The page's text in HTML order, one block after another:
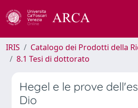
IRIS Catalogo dei Prodotti della
8.1 Tesi di dottorato
Hegel e le prove
Dio